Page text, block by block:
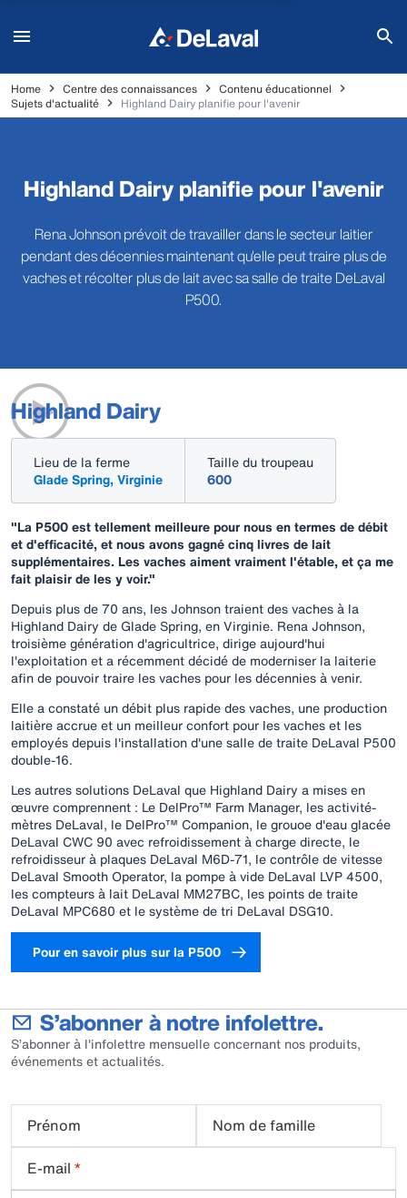
Home Centre des connaissances
Contenu éducationnel
Sujets d'actualité
Highland Dairy planifie pour l'avenir
Highland Dairy planifie pour l'avenir
Rena Johnson prévoit de travailler dans le secteur laitier
pendant des décennies maintenant qu'elle peut traire plus de
vaches et récolter plus de lait avec sa salle de traite DeLaval
P500.
Highland Dairy
Lieu de la ferme
Glade Spring, Virginie
Taille du troupeau
600
"La P500 est tellement meilleure pour nous en termes de débit
et d'efficacité, et nous avons gagné cinq livres de lait
supplémentaires. Les vaches aiment vraiment l'étable, et ça me
fait plaisir de les y voir."
Depuis plus de 70 ans, les Johnson traient des vaches à la
Highland Dairy de Glade Spring, en Virginie. Rena Johnson,
troisième génération d'agricultrice, dirige aujourd'hui
l'exploitation et a récemment décidé de moderniser la laiterie
afin de pouvoir traire les vaches pour les décennies à venir.
Elle a constaté un débit plus rapide des vaches, une production
laitière accrue et un meilleur confort pour les vaches et les
employés depuis l'installation d'une salle de traite DeLaval P500
double-16.
Les autres solutions DeLaval que Highland Dairy a mises en
œuvre comprennent : Le DelPro™ Farm Manager, les activité-
mètres DeLaval, le DelPro™ Companion, le grouoe d'eau glacée
DeLaval CWC 90 avec refroidissement à charge directe, le
refroidisseur à plaques DeLaval M6D-71, le contrôle de vitesse
DeLaval Smooth Operator, la pompe à vide DeLaval LVP 4500,
les compteurs à lait DeLaval MM27BC, les points de traite
DeLaval MPC680 et le système de tri DeLaval DSG10.
Pour en savoir plus sur la P500
S’abonner à notre infolettre.
S’abonner à l'infolettre mensuelle concernant nos produits,
événements et actualités.
Prénom
Nom de famille
E-mail *